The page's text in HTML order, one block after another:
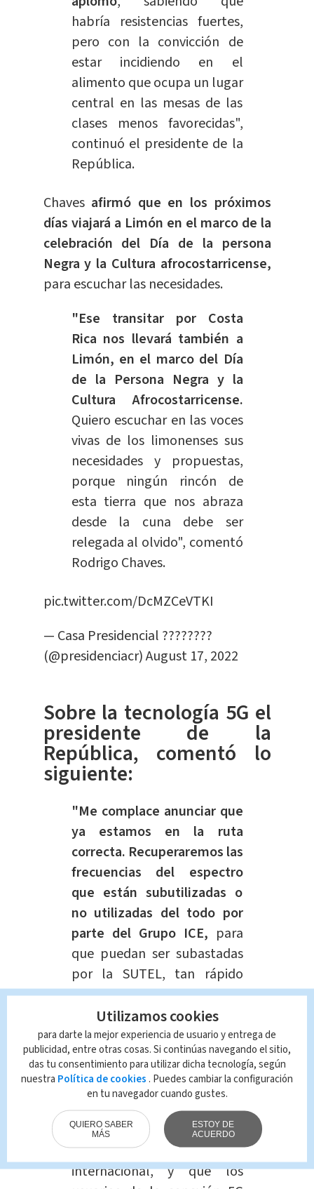
habría resistencias fuertes,
pero con la convicción de
estar incidiendo en el
alimento que ocupa un lugar
central en las mesas de las
clases menos favorecidas",
continuó el presidente de la
República.
Chaves afirmó que en los próximos
días viajará a Limón en el marco de la
celebración del Día de la persona
Negra y la Cultura afrocostarricense,
para escuchar las necesidades.
"Ese transitar por Costa
Rica nos llevará también a
Limón, en el marco del Día
de la Persona Negra y la
Cultura Afrocostarricense.
Quiero escuchar en las voces
vivas de los limonenses sus
necesidades y propuestas,
porque ningún rincón de
esta tierra que nos abraza
desde la cuna debe ser
relegada al olvido", comentó
Rodrigo Chaves.
pic.twitter.com/DcMZCeVTKI
— Casa Presidencial ????????
(@presidenciacr)August 17, 2022
Sobre la tecnología 5G el
presidente de la
República, comentó lo
siguiente:
"Me complace anunciar que
ya estamos en la ruta
correcta. Recuperaremos las
frecuencias del espectro
que están subutilizadas o
no utilizadas del todo por
parte del Grupo ICE, para
que puedan ser subastadas
por la SUTEL, tan rápido
como puedan hacerlo",
aseveró Chaves.
"Queremos que esta
subasta sea abierta, para
brindar oportunidad de
participar a otros
potenciales inversionistas
en nuestro país y a nivel
internacional, y que los
Utilizamos cookies
para darte la mejor experiencia de usuario y entrega de
publicidad, entre otras cosas. Si continúas navegando el sitio,
das tu consentimiento para utilizar dicha tecnología, según
nuestra Política de cookies . Puedes cambiar la configuración
en tu navegador cuando gustes.
QUIERO SABER
MÁS
ESTOY DE
ACUERDO